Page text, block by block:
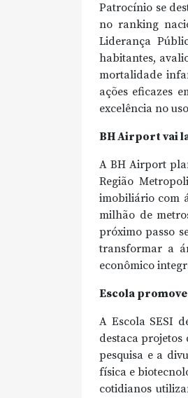
Patrocínio se
no ranking
Liderança
habitantes,
mortalidade
ações eficazes
excelência no
BH Airport vai
A BH Airport
Região
imobiliário com
milhão de
próximo passo
transformar a
econômico
Escola
A Escola SESI
destaca projetos
pesquisa e a
física e
cotidianos